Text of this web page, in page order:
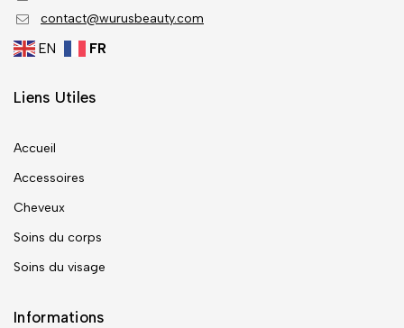
contact@wurusbeauty.com
EN FR
Liens Utiles
Accueil
Accessoires
Cheveux
Soins du corps
Soins du visage
Informations